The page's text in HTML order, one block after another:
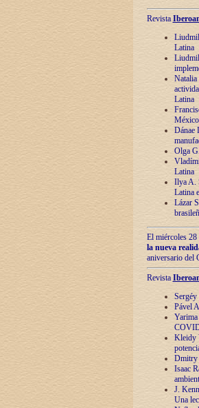
Revista
Latina
Natalia
Latina
Dánae
Olga
Latina
Ilya A.
Latina
Lázar
El miércoles 28
la nueva
aniversario del
Revista
Pável
Yarima
Kleidy
Dmitry
Isaac
J.
Una